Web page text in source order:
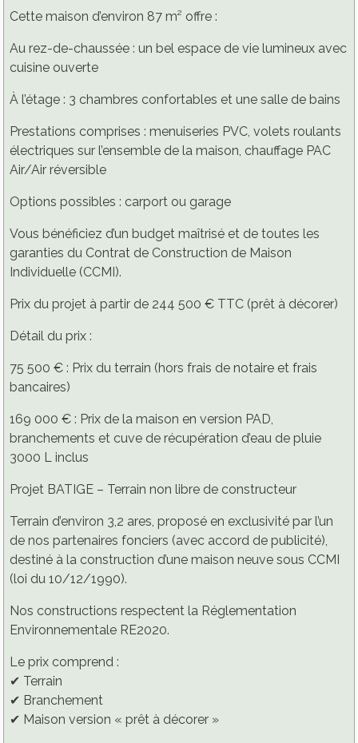
Cette maison d’environ 87 m² offre :
Au rez-de-chaussée : un bel espace de vie lumineux avec
cuisine ouverte
À l’étage : 3 chambres confortables et une salle de bains
Prestations comprises : menuiseries PVC, volets roulants
électriques sur l’ensemble de la maison, chauffage PAC
Air/Air réversible
Options possibles : carport ou garage
Vous bénéficiez d’un budget maîtrisé et de toutes les
garanties du Contrat de Construction de Maison
Individuelle (CCMI).
Prix du projet à partir de 244 500 € TTC (prêt à décorer)
Détail du prix :
75 500 € : Prix du terrain (hors frais de notaire et frais
bancaires)
169 000 € : Prix de la maison en version PAD,
branchements et cuve de récupération d’eau de pluie
3000 L inclus
Projet BATIGE – Terrain non libre de constructeur
Terrain d’environ 3,2 ares, proposé en exclusivité par l’un
de nos partenaires fonciers (avec accord de publicité),
destiné à la construction d’une maison neuve sous CCMI
(loi du 10/12/1990).
Nos constructions respectent la Réglementation
Environnementale RE2020.
Le prix comprend :
✔ Terrain
✔ Branchement
✔ Maison version « prêt à décorer »